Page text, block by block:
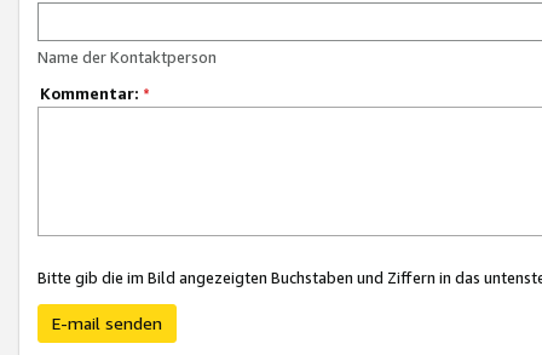
Name der Kontaktperson
Kommentar: *
Bitte gib die im Bild angezeigten Buchstaben und Ziffern in das
E-mail senden